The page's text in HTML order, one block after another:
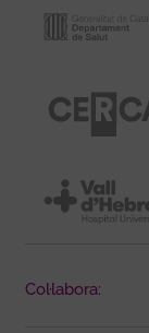
Col·labora: